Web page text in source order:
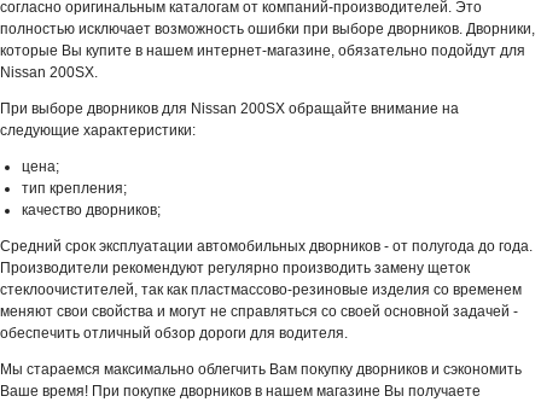
согласно оригинальным каталогам от компаний-производителей. Это
полностью исключает возможность ошибки при выборе дворников. Дворники,
которые Вы купите в нашем интернет-магазине, обязательно подойдут для
Nissan 200SX.
При выборе дворников для Nissan 200SX обращайте внимание на
следующие характеристики:
цена;
тип крепления;
качество дворников;
Средний срок эксплуатации автомобильных дворников - от полугода до года.
Производители рекомендуют регулярно производить замену щеток
стеклоочистителей, так как пластмассово-резиновые изделия со временем
меняют свои свойства и могут не справляться со своей основной задачей -
обеспечить отличный обзор дороги для водителя.
Мы стараемся максимально облегчить Вам покупку дворников и сэкономить
Ваше время! При покупке дворников в нашем магазине Вы получаете